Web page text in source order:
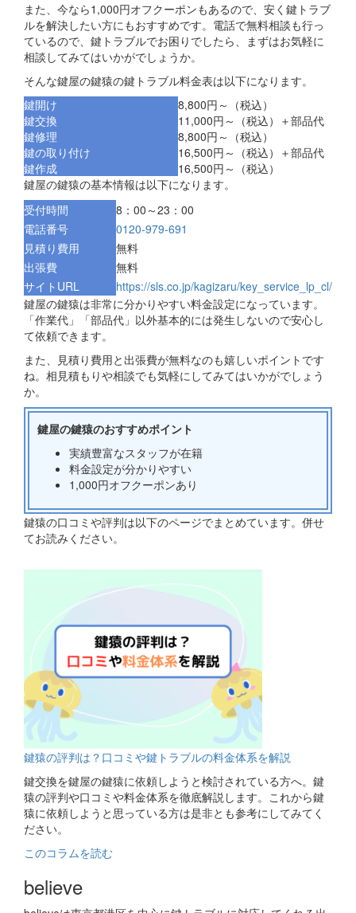
また、今なら1,000円オフクーポンもあるので、安く鍵トラブ
ルを解決したい方にもおすすめです。電話で無料相談も行っ
ているので、鍵トラブルでお困りでしたら、まずはお気軽に
相談してみてはいかがでしょうか。
そんな鍵屋の鍵猿の鍵トラブル料金表は以下になります。
鍵開け
8,800円～（税込）
鍵交換
11,000円～（税込）＋部品代
鍵修理
8,800円～（税込）
鍵の取り付け
16,500円～（税込）＋部品代
鍵作成
16,500円～（税込）
鍵屋の鍵猿の基本情報は以下になります。
受付時間
8：00～23：00
電話番号
0120-979-691
見積り費用
無料
出張費
無料
サイトURL
https://sls.co.jp/kagizaru/key_service_lp_cl/
鍵屋の鍵猿は非常に分かりやすい料金設定になっています。
「作業代」「部品代」以外基本的には発生しないので安心し
て依頼できます。
また、見積り費用と出張費が無料なのも嬉しいポイントです
ね。相見積もりや相談でも気軽にしてみてはいかがでしょう
か。
鍵屋の鍵猿のおすすめポイント
実績豊富なスタッフが在籍
料金設定が分かりやすい
1,000円オフクーポンあり
鍵猿の口コミや評判は以下のページでまとめています。併せ
てお読みください。
鍵猿の評判は？口コミや鍵トラブルの料金体系を解説
鍵交換を鍵屋の鍵猿に依頼しようと検討されている方へ。鍵
猿の評判や口コミや料金体系を徹底解説します。これから鍵
猿に依頼しようと思っている方は是非とも参考にしてみてく
ださい。
このコラムを読む
believe